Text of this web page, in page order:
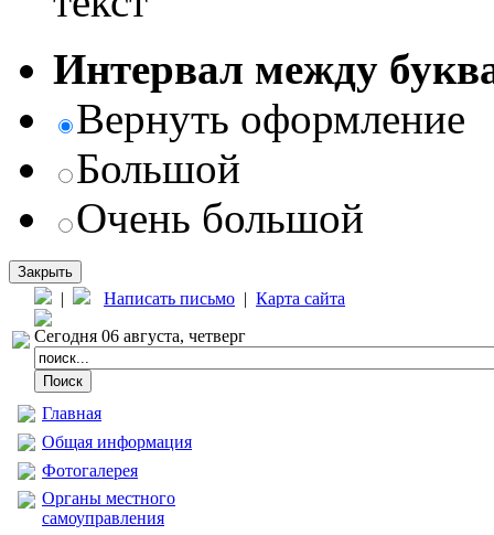
Интервал между
Вернуть оформление
Большой
Очень большой
Закрыть
| Написать письмо | Карта сайта
Сегодня 06 августа, четверг
Главная
Общая информация
Фотогалерея
Органы местного
самоуправления